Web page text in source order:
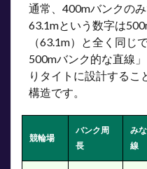
通常、400mバンクの
63.1mという数字は
（63.1m）と全く同じ
500mバンク的な直線
りタイトに設計するこ
構造です。
競輪場
バンク周
長
み
線